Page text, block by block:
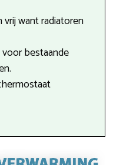
vrij want radiatoren
bestaande